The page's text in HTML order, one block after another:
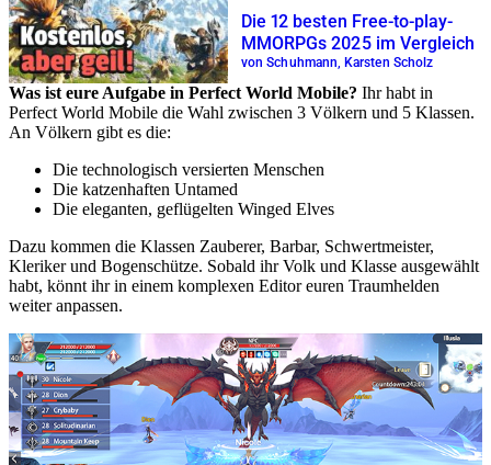
Die 12 besten Free-to-play-
MMORPGs 2025 im Vergleich
von Schuhmann, Karsten Scholz
Was ist eure Aufgabe in Perfect World Mobile? Ihr habt in
Perfect World Mobile die Wahl zwischen 3 Völkern und 5 Klassen.
An Völkern gibt es die:
Die technologisch versierten Menschen
Die katzenhaften Untamed
Die eleganten, geflügelten Winged Elves
Dazu kommen die Klassen Zauberer, Barbar, Schwertmeister,
Kleriker und Bogenschütze. Sobald ihr Volk und Klasse ausgewählt
habt, könnt ihr in einem komplexen Editor euren Traumhelden
weiter anpassen.